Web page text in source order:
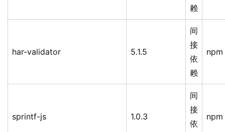
赖
har-validator 5.1.5
间
接
依
赖
npm
sprintf-js 1.0.3
间
接
依
npm